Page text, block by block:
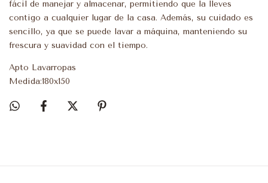
fácil de manejar y almacenar, permitiendo que la lleves
contigo a cualquier lugar de la casa. Además, su cuidado es
sencillo, ya que se puede lavar a máquina, manteniendo su
frescura y suavidad con el tiempo.
Apto Lavarropas
Medida:180x150